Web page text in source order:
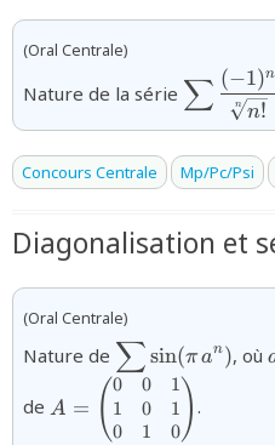
(Oral Centrale)
Nature de la série ∑ n n!
(−1)n
Concours Centrale Mp/Pc/Psi
Diagonalisation et
(Oral Centrale)
Nature de ∑sin(π an), où
de A = (0
1
0
0
0
1
1
1
0 ).